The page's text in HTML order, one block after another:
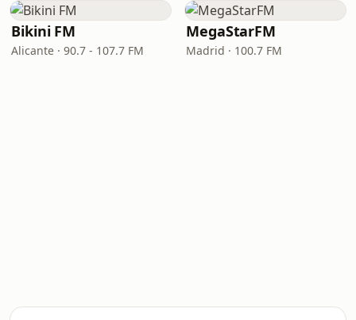
Bikini FM
Alicante · 90.7 - 107.7 FM
MegaStarFM
Madrid · 100.7 FM